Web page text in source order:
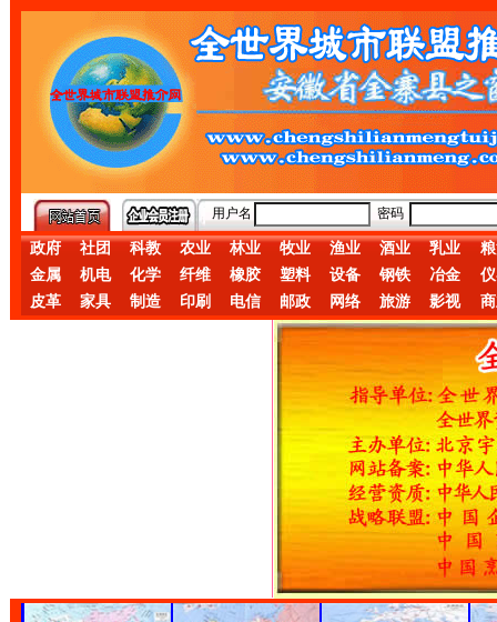
用户名 密码
政府 社团 科教 农业 林业 牧业 渔业 酒业 乳业
金属
机电 化学 纤维 橡胶 塑料 设备 钢铁 冶金
皮革
家具 制造 印刷 电信 邮政 网络 旅游 影视